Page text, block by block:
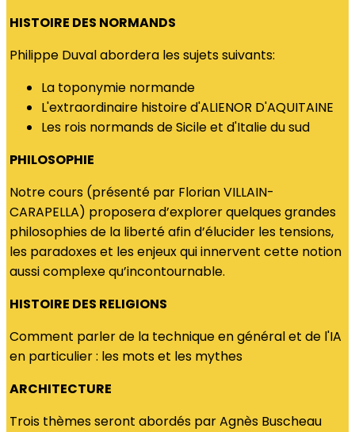
HISTOIRE DES NORMANDS
Philippe Duval abordera les sujets suivants:
La toponymie normande
L'extraordinaire histoire d'ALIENOR D'AQUITAINE
Les rois normands de Sicile et d'Italie du sud
PHILOSOPHIE
Notre cours (présenté par Florian VILLAIN-
CARAPELLA) proposera d’explorer quelques grandes
philosophies de la liberté afin d’élucider les tensions,
les paradoxes et les enjeux qui innervent cette notion
aussi complexe qu’incontournable.
HISTOIRE DES RELIGIONS
Comment parler de la technique en général et de l'IA
en particulier : les mots et les mythes
ARCHITECTURE
Trois thèmes seront abordés par Agnès Buscheau